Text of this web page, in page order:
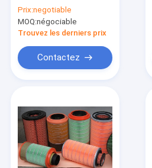
Air Compressor
Intake
Prix:negotiable
MOQ:négociable
Trouvez les derniers prix
Contactez